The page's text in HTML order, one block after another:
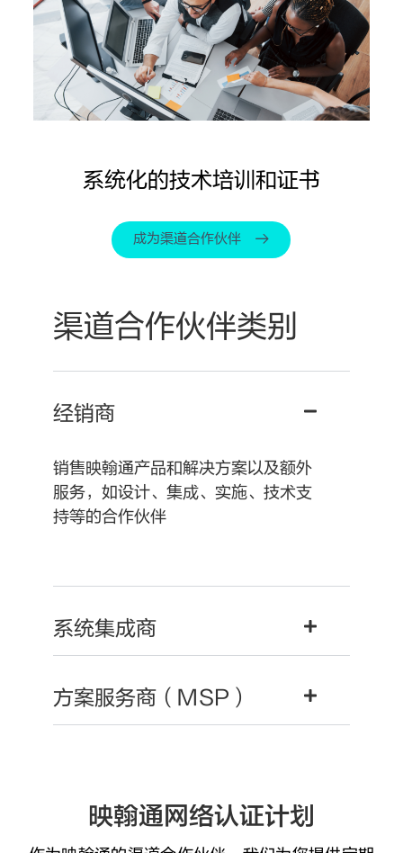
系统化的技术培训和证书
成为渠道合作伙伴
渠道合作伙伴类别
经销商
销售映翰通产品和解决方案以及额外
服务，如设计、集成、实施、技术支
持等的合作伙伴
系统集成商
方案服务商（MSP）
映翰通网络认证计划